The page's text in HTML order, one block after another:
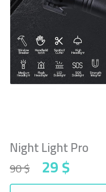
Night Light Pro
90$ Original
price
was:
29$Current
is: